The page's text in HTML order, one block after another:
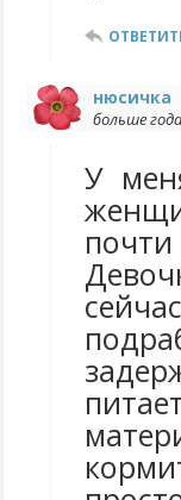
нюсичка
больше
У